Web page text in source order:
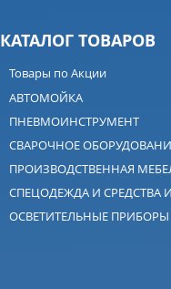
КАТАЛОГ ТОВАРОВ
Товары по Акции
АВТОМОЙКА
ПНЕВМОИНСТРУМЕНТ
СВАРОЧНОЕ
ПРОИЗВОДСТВЕННАЯ
СПЕЦОДЕЖДА И
ОСВЕТИТЕЛЬНЫЕ ПРИБОРЫ